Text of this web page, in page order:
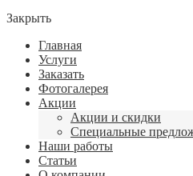
Закрыть
Главная
Услуги
Заказать
Фотогалерея
Акции
Акции и скидки
Специальные
Наши работы
Статьи